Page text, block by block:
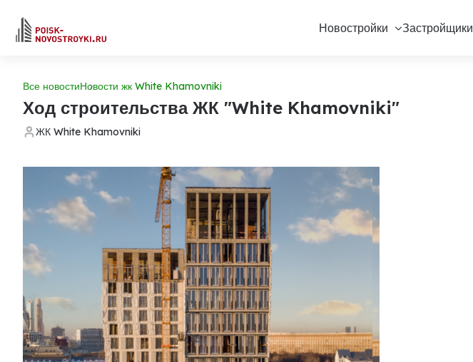
Новостройки Застройщики
Все новостиНовости жк White Khamovniki
Ход строительства ЖК "White Khamovniki"
ЖК White Khamovniki